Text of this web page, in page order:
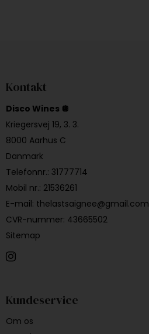
Kontakt
Disco Wines 🪩
Kriegersvej 19, 3. 3.
8000 Aarhus C
Danmark
Telefonnr.: 31777714
Mobil nr.: 21536261
E-mail: thelastsaignee@gmail.com
CVR-nummer: 43665502
Sitemap
Kundeservice
Om os